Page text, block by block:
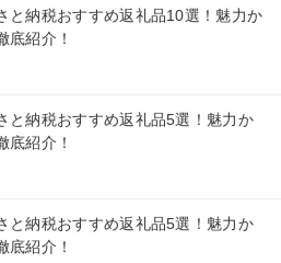
と納税おすすめ返礼品10選！魅力か
底紹介！
と納税おすすめ返礼品5選！魅力か
底紹介！
と納税おすすめ返礼品5選！魅力か
底紹介！